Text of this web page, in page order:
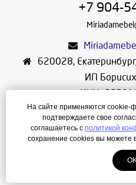
+7 904-
620028, Екатеринбург
ИП
ИНН:
ОГРНИП:
Режим работы:
На сайте применяются cookie-
подтверждаете свое
соглашаетесь с политикой
сохранение cookies вы можете